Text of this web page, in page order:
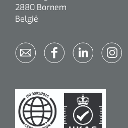
2880 Bornem
België